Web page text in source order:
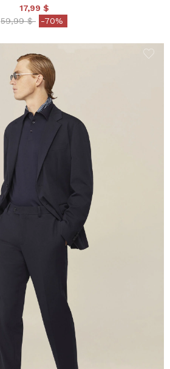
17,99 $
Price reduced from
59,99 $to-70%